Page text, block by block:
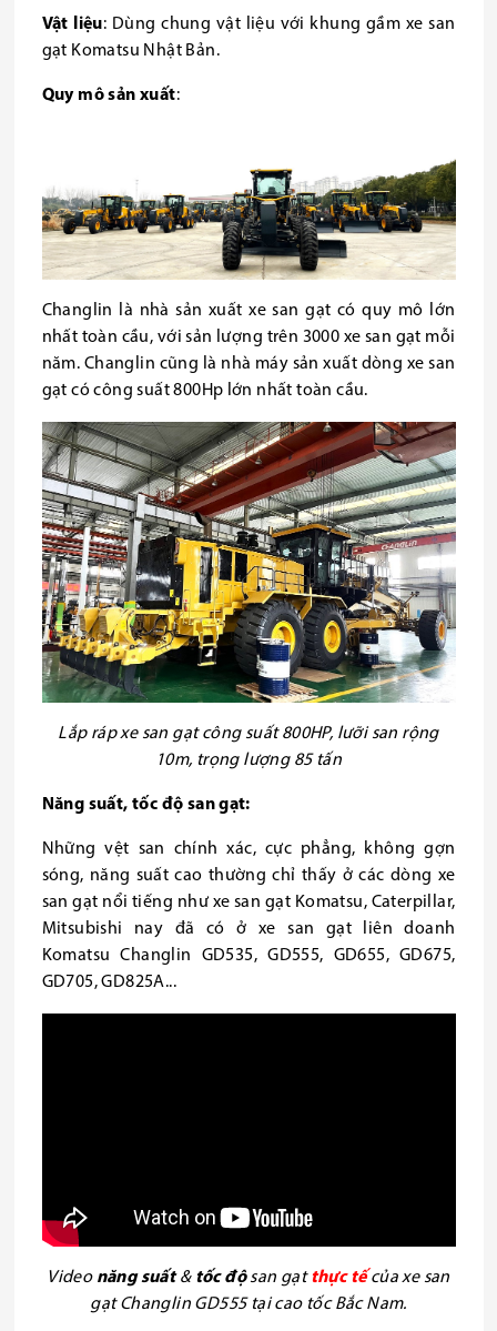
Vật liệu: Dùng chung vật liệu với khung gầm xe san
gạt Komatsu Nhật Bản.
Quy mô sản xuất:
Changlin là nhà sản xuất xe san gạt có quy mô lớn
nhất toàn cầu, với sản lượng trên 3000 xe san gạt mỗi
năm. Changlin cũng là nhà máy sản xuất dòng xe san
gạt có công suất 800Hp lớn nhất toàn cầu.
Lắp ráp xe san gạt công suất 800HP, lưỡi san rộng
10m, trọng lượng 85 tấn
Năng suất, tốc độ san gạt:
Những vệt san chính xác, cực phẳng, không gợn
sóng, năng suất cao thường chỉ thấy ở các dòng xe
san gạt nổi tiếng như xe san gạt Komatsu, Caterpillar,
Mitsubishi nay đã có ở xe san gạt liên doanh
Komatsu Changlin GD535, GD555, GD655, GD675,
GD705, GD825A...
Video năng suất& tốc độsan gạtthực tếcủa xe san
gạt Changlin GD555 tại cao tốc Bắc Nam.